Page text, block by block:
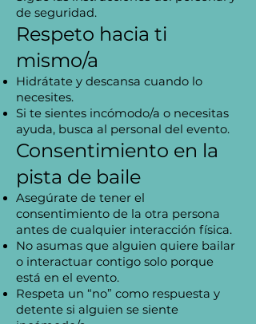
de seguridad.
Respeto hacia ti
mismo/a
Hidrátate y descansa cuando lo
necesites.
Si te sientes incómodo/a o necesitas
ayuda, busca al personal del evento.
Consentimiento en la
pista de baile
Asegúrate de tener el
consentimiento de la otra persona
antes de cualquier interacción física.
No asumas que alguien quiere bailar
o interactuar contigo solo porque
está en el evento.
Respeta un “no” como respuesta y
detente si alguien se siente